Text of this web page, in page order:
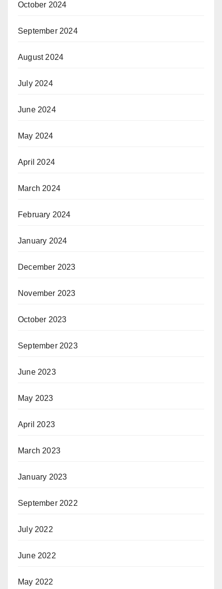
October 2024
September 2024
August 2024
July 2024
June 2024
May 2024
April 2024
March 2024
February 2024
January 2024
December 2023
November 2023
October 2023
September 2023
June 2023
May 2023
April 2023
March 2023
January 2023
September 2022
July 2022
June 2022
May 2022